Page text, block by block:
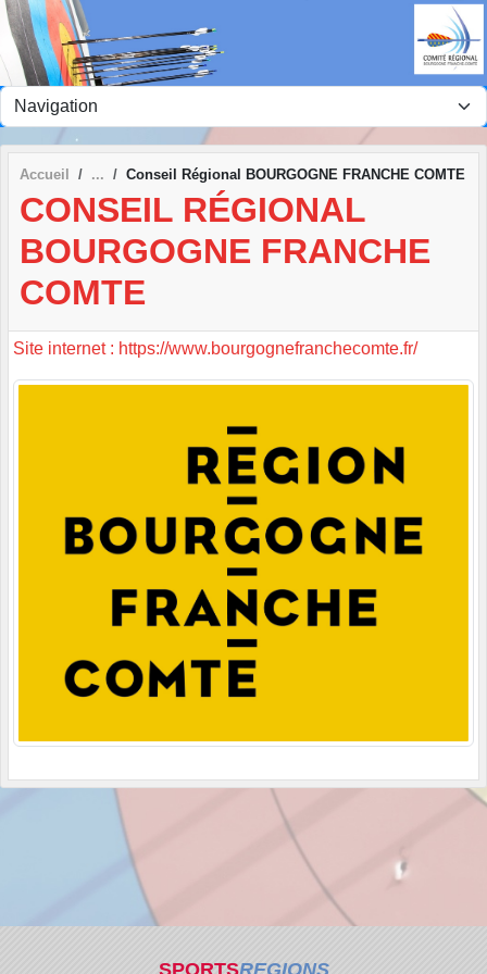
Accueil Conseil Régional BOURGOGNE FRANCHE COMTE
CONSEIL RÉGIONAL
BOURGOGNE FRANCHE
COMTE
Site internet : https://www.bourgognefranchecomte.fr/
SPORTSREGIONS
Panneau de gestion des cookies